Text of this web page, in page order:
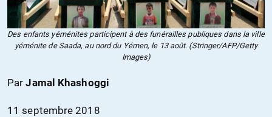
Des enfants yéménites participent à des funérailles publiques dans la ville
yéménite de Saada, au nord du Yémen, le 13 août. (Stringer/AFP/Getty
Images)
ParJamal Khashoggi
11 septembre 2018